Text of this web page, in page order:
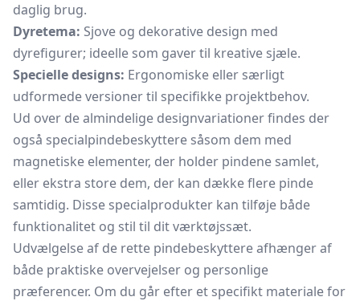
daglig brug.
Dyretema: Sjove og dekorative design med
dyrefigurer; ideelle som gaver til kreative sjæle.
Specielle designs: Ergonomiske eller særligt
udformede versioner til specifikke projektbehov.
Ud over de almindelige designvariationer findes der
også specialpindebeskyttere såsom dem med
magnetiske elementer, der holder pindene samlet,
eller ekstra store dem, der kan dække flere pinde
samtidig. Disse specialprodukter kan tilføje både
funktionalitet og stil til dit værktøjssæt.
Udvælgelse af de rette pindebeskyttere afhænger af
både praktiske overvejelser og personlige
præferencer. Om du går efter et specifikt materiale for